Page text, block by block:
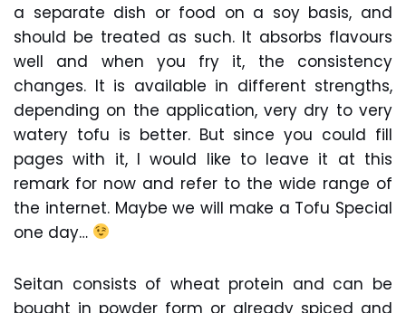
a separate dish or food on a soy basis, and
should be treated as such. It absorbs flavours
well and when you fry it, the consistency
changes. It is available in different strengths,
depending on the application, very dry to very
watery tofu is better. But since you could fill
pages with it, I would like to leave it at this
remark for now and refer to the wide range of
the internet. Maybe we will make a Tofu Special
one day…
Seitan consists of wheat protein and can be
bought in powder form or already spiced and